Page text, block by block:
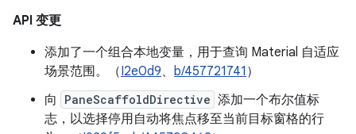
API 变更
添加了一个组合本地变量，用于查询 Material 自适应
场景范围。（I2e0d9、 b/457721741 ）
向
PaneScaffoldDirective 添加一个布尔值标
志，以选择停用自动将焦点移至当前目标窗格的行